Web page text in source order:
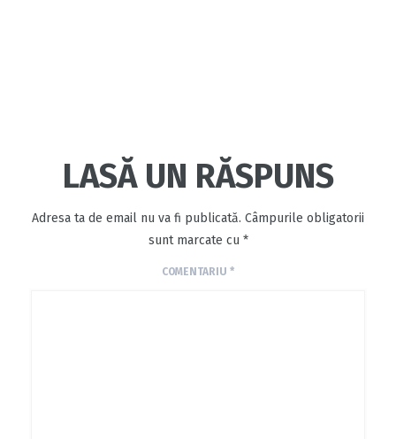
LASĂ UN RĂSPUNS
Adresa ta de email nu va fi publicată. Câmpurile obligatorii
sunt marcate cu *
COMENTARIU *